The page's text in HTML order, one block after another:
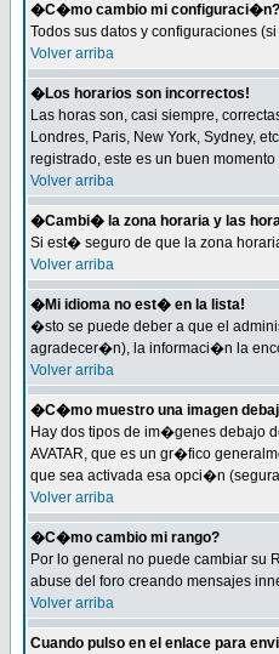
�C�mo cambio mi configuraci�n?
Todos sus datos y configuraciones
Volver arriba
�Los horarios son incorrectos!
Las horas son, casi siempre,
Londres, Paris, New York, Sydney,
registrado, este es un buen
Volver arriba
�Cambi� la zona horaria y las
Si est� seguro de que la zona
Volver arriba
�Mi idioma no est� en la lista!
�sto se puede deber a que el
agradecer�n), la informaci�n la
Volver arriba
�C�mo muestro una imagen
Hay dos tipos de im�genes debajo
AVATAR, que es un gr�fico
que sea activada esa opci�n
Volver arriba
�C�mo cambio mi rango?
Por lo general no puede cambiar su
abuse del foro creando mensajes
Volver arriba
Cuando pulso en el enlace para